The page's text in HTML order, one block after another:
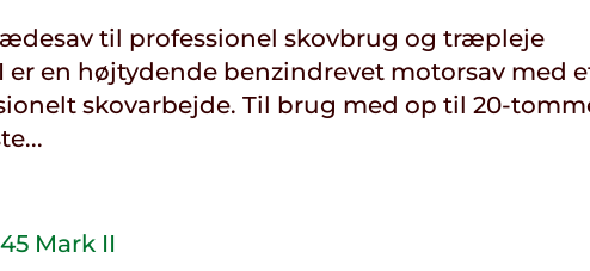
til professionel skovbrug og træpleje
er en højtydende benzindrevet motorsav med
skovarbejde. Til brug med op til 20-